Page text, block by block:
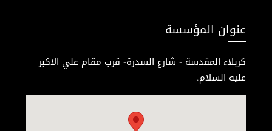
عنوان المؤسسة
كربلاء المقدسة - شارع السدرة- قرب مقام علي الاكبر
عليه السلام.